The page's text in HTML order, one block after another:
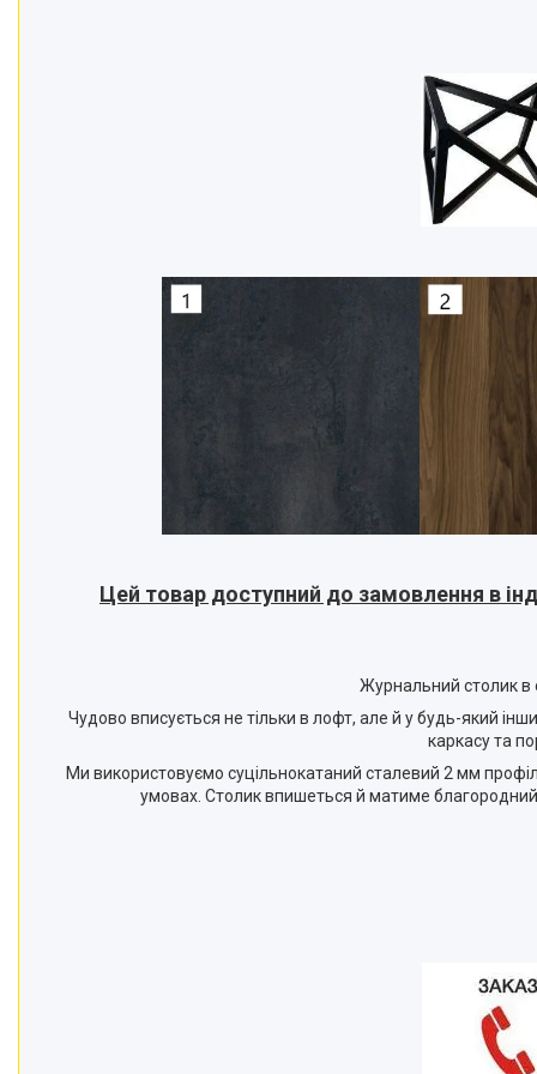
Цей товар доступний до замовлення в
Журнальний столик в
Чудово вписується не тільки в лофт, але й у будь-який
каркасу та
Ми використовуємо суцільнокатаний сталевий 2 мм
умовах. Столик впишеться й матиме благородний